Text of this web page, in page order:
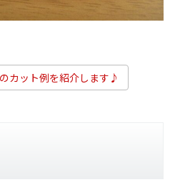
カット例を紹介します♪